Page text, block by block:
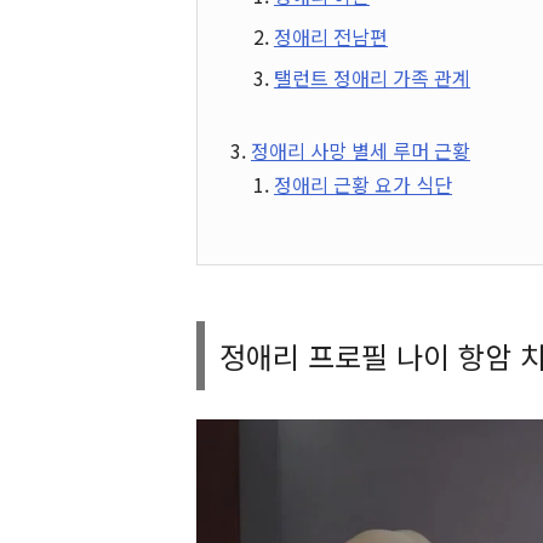
정애리 전남편
탤런트 정애리 가족 관계
정애리 사망 별세 루머 근황
정애리 근황 요가 식단
정애리 프로필 나이 항암